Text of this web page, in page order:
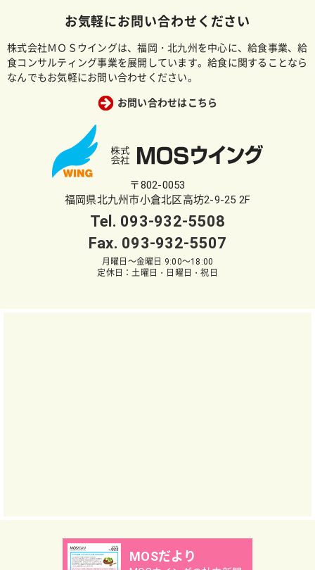
お気軽にお問い合わせください
株式会社ＭＯＳウイングは、福岡・北九州を中心に、給食事業、給
食コンサルティング事業を展開しています。給食に関することなら
なんでもお気軽にお問い合わせください。
お問い合わせはこちら
〒802-0053
福岡県北九州市小倉北区高坊2-9-25 2F
Tel. 093-932-5508
Fax. 093-932-5507
月曜日～金曜日 9:00～18:00
定休日：土曜日・日曜日・祝日
MOSだより